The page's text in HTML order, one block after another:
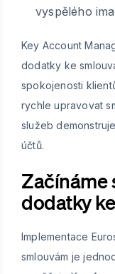
vyspělého
Key Account
dodatky ke
spokojenosti
rychle upravovat
služeb
účtů.
Začínáme
dodatky
Implementace
smlouvám je